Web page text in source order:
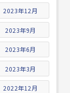
2023年12月
2023年9月
2023年6月
2023年3月
2022年12月